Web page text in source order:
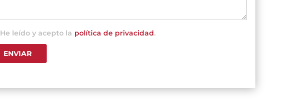
He leído y acepto la política de privacidad.